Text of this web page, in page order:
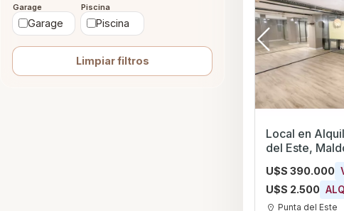
Garage
Garage
Piscina
Piscina
Limpiar filtros
Local en Alquiler y
del Este,
U$S 390.000
U$S 2.500
Punta del Este